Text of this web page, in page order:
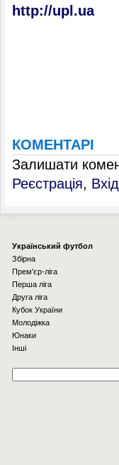
http://upl.ua
КОМЕНТАРІ
Залишати
Реєстрація, Вхід
Українcький футбол
Збірна
Прем'єр-ліга
Перша ліга
Друга ліга
Кубок України
Молодіжка
Юнаки
Інші